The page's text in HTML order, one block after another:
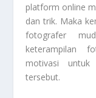
platform online
dan trik. Maka
fotografer
keterampilan
motivasi
tersebut.